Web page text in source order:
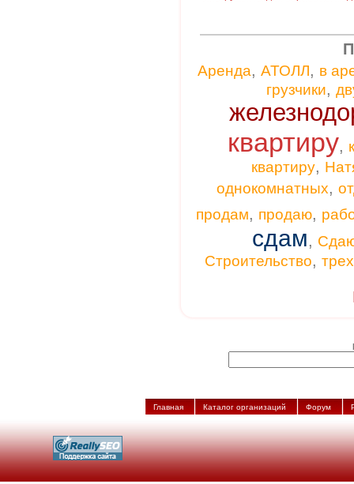
Аренда, АТОЛЛ, в
грузчики,
квартиру,
квартиру,
однокомнатных,
продам, продаю,
сдам,
Строительство,
Главная Каталог организаций Форум